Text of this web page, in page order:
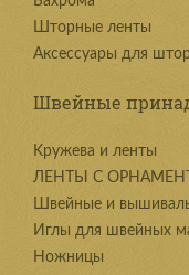
Шторные ленты
Аксессуары для
Швейные
Kружева и ленты
ЛЕНТЫ С
Швейные и
Иглы для швейных
Ножницы